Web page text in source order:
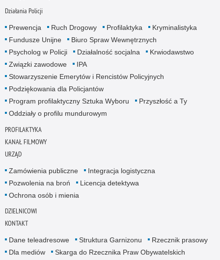
Działania Policji
Prewencja Ruch Drogowy Profilaktyka
Kryminalistyka
Fundusze Unijne
Biuro Spraw Wewnętrznych
Psycholog w Policji
Działalność socjalna
Krwiodawstwo
Związki zawodowe
IPA
Stowarzyszenie Emerytów i Rencistów Policyjnych
Podziękowania dla Policjantów
Program profilaktyczny Sztuka Wyboru
Przyszłość a Ty
Oddziały o profilu mundurowym
PROFILAKTYKA
KANAŁ FILMOWY
URZĄD
Zamówienia publiczne
Integracja logistyczna
Pozwolenia na broń
Licencja detektywa
Ochrona osób i mienia
DZIELNICOWI
KONTAKT
Dane teleadresowe Struktura Garnizonu
Rzecznik prasowy
Dla mediów
Skarga do Rzecznika Praw Obywatelskich